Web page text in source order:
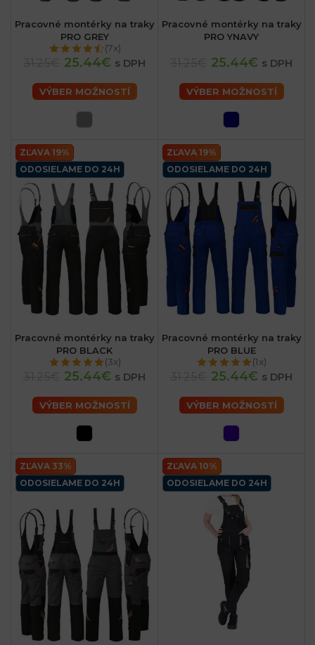
Pracovné montérky na traky
PRO GREY
(7x)
25.44€ s DPH
VÝBER MOŽNOSTÍ
Pracovné montérky na traky
PRO YNAVY
25.44€ s DPH
VÝBER MOŽNOSTÍ
ZĽAVA 19%
ODOSIELAME DO 24H
Pracovné montérky na traky
PRO BLACK
(3x)
25.44€ s DPH
VÝBER MOŽNOSTÍ
ZĽAVA 19%
ODOSIELAME DO 24H
Pracovné montérky na traky
PRO BLUE
(1x)
25.44€ s DPH
VÝBER MOŽNOSTÍ
ZĽAVA 33%
ODOSIELAME DO 24H
ZĽAVA 10%
ODOSIELAME DO 24H